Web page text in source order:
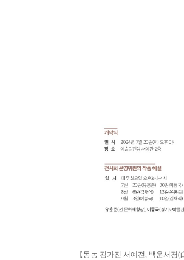
【동농 김가진 서예전, 백운서경(